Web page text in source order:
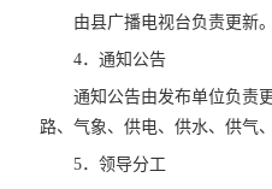
由县广播电视台负责更新。
4．通知公告
通知公告由发布单位负责
路、气象、供电、供水、供气
5．领导分工